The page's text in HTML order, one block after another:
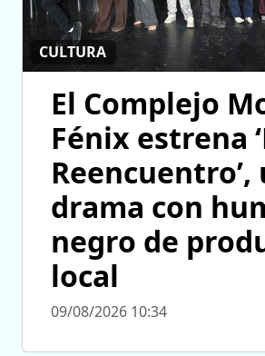
CULTURA
El Complejo
Fénix estrena
Reencuentro’,
drama con
negro de
local
09/08/2026 10:34